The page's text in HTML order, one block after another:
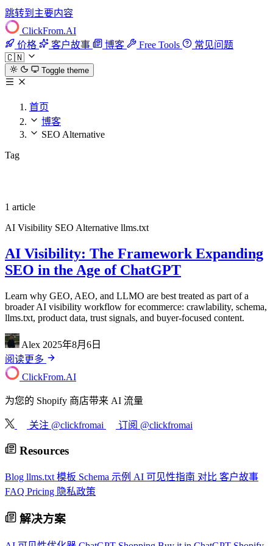
跳转到主要内容
ClickFrom.AI
价格
客户故事 博客 Free Tools
常见问题
🇨🇳
Toggle theme
首页
博客
SEO Alternative
Tag
1 article
AI Visibility SEO Alternative llms.txt
AI Visibility: The Framework Expanding
SEO in the Age of ChatGPT
Learn why GEO, AEO, and LLMO are best treated as part of a
broader AI visibility workflow for ecommerce: crawlability, schema,
llms.txt, product data, trust signals, and buyer-focused content.
Alex 2025年8月6日
阅读更多
ClickFrom.AI
为您的 Shopify 商店带来 AI 流量
关注 @clickfromai 订阅 @clickfromai
Resources
Blog llms.txt 模板 Schema 示例 AI 可见性指南 对比 客户故事
FAQ Pricing 隐私政策
解决方案